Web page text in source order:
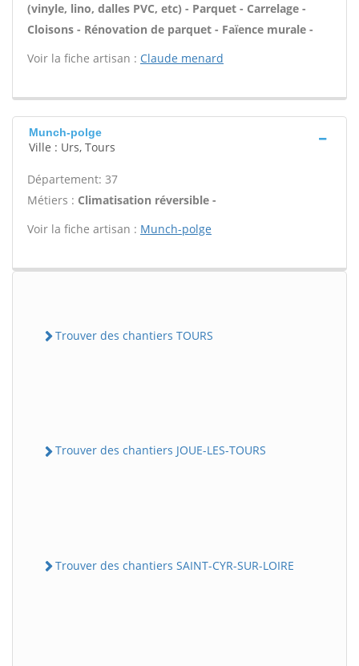
(vinyle, lino, dalles PVC, etc) - Parquet - Carrelage -
Cloisons - Rénovation de parquet - Faïence murale -
Voir la fiche artisan : Claude menard
Munch-polge
Ville : Urs, Tours
Département: 37
Métiers : Climatisation réversible -
Voir la fiche artisan : Munch-polge
Trouver des chantiers TOURS
Trouver des chantiers JOUE-LES-TOURS
Trouver des chantiers SAINT-CYR-SUR-LOIRE